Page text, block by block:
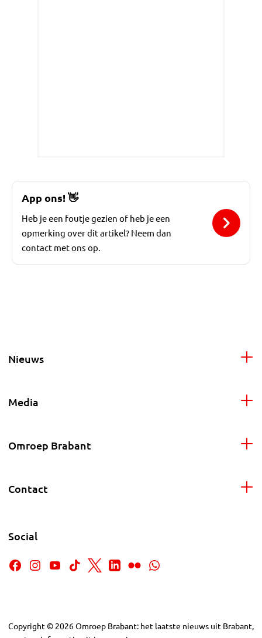
App ons!👋
Heb je een foutje gezien of heb je een
opmerking over dit artikel? Neem dan
contact met ons op.
Nieuws
Media
Omroep Brabant
Contact
Social
Copyright © 2026Omroep Brabant: het laatste nieuws uit Brabant,